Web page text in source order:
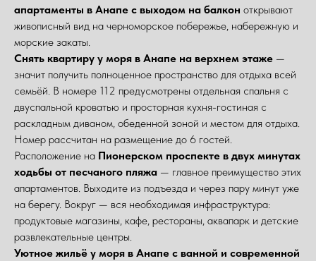
апартаменты в Анапе с выходом на балкон открывают
живописный вид на черноморское побережье, набережную и
морские закаты.
Снять квартиру у моря в Анапе на верхнем этаже —
значит получить полноценное пространство для отдыха всей
семьёй. В номере 112 предусмотрены отдельная спальня с
двуспальной кроватью и просторная кухня-гостиная с
раскладным диваном, обеденной зоной и местом для отдыха.
Номер рассчитан на размещение до 6 гостей.
Расположение на Пионерском проспекте в двух минутах
ходьбы от песчаного пляжа — главное преимущество этих
апартаментов. Выходите из подъезда и через пару минут уже
на берегу. Вокруг — вся необходимая инфраструктура:
продуктовые магазины, кафе, рестораны, аквапарк и детские
развлекательные центры.
Уютное жильё у моря в Анапе с ванной и современной